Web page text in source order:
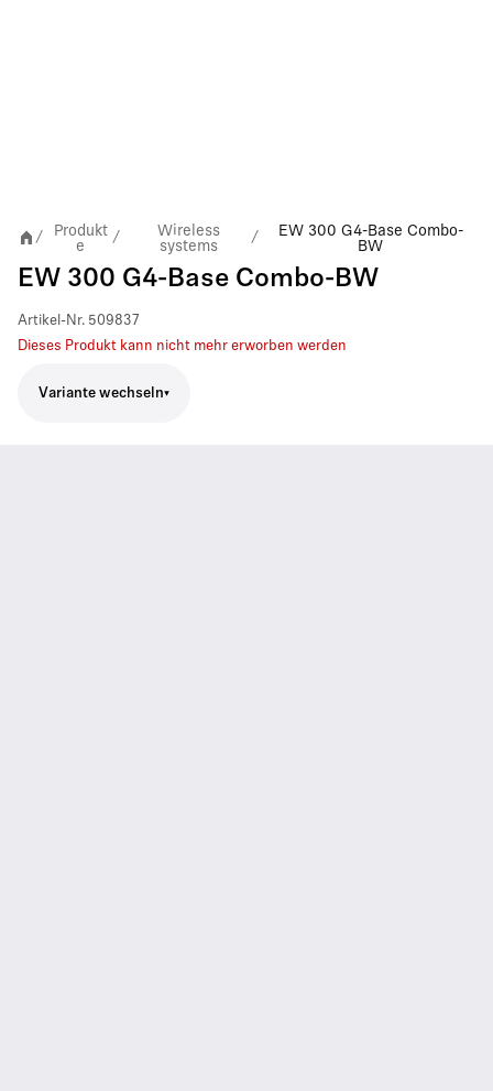
/
Produkt
e
/
Wireless
systems
/
EW 300 G4-Base Combo-
BW
EW 300 G4-Base Combo-BW
Artikel-Nr. 509837
Dieses Produkt kann nicht mehr erworben werden
Variante wechseln